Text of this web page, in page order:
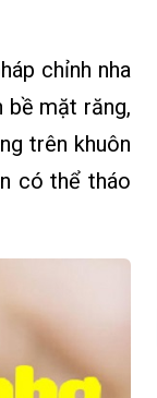
chỉnh nha
bề mặt răng,
trên khuôn
có thể tháo